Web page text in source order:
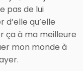
pas de lui
qu’elle
ça à ma meilleure
mon monde à